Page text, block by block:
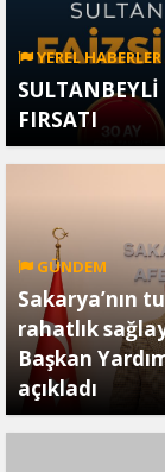
YEREL HABERLER
FIRSATI
GÜNDEM
Sakarya’nın
rahatlık
Başkan
açıkladı